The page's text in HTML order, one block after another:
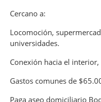
Cercano a:
Locomoción,
universidades.
Conexión hacia el interior,
Gastos comunes de
Paga aseo domiciliario